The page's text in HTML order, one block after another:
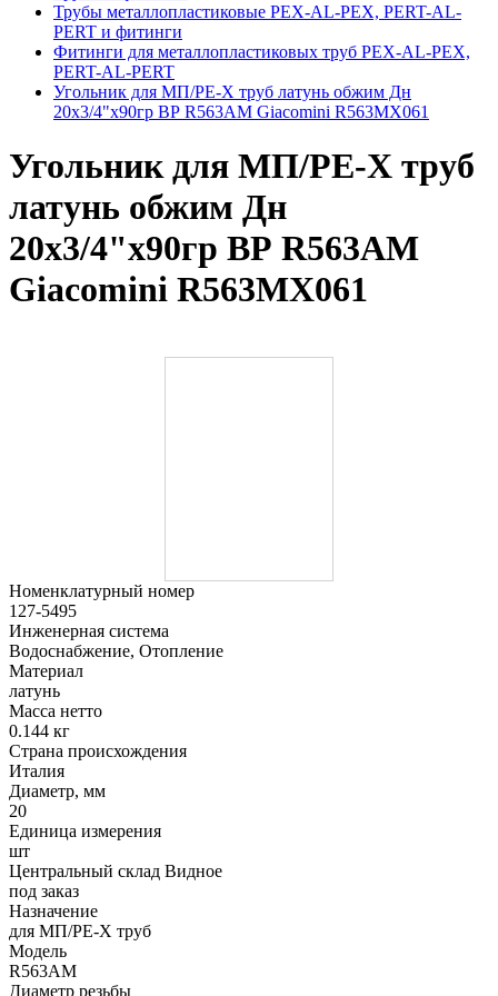
Трубы металлопластиковые PEX-AL-PEX, PERT-AL-
PERT и фитинги
Фитинги для металлопластиковых труб PEX-AL-PEX,
PERT-AL-PERT
Угольник для МП/PE-X труб латунь обжим Дн
20х3/4"х90гр ВР R563AM Giacomini R563MX061
Угольник для МП/PE-X труб
латунь обжим Дн
20х3/4"х90гр ВР R563AM
Giacomini R563MX061
Номенклатурный номер
127-5495
Инженерная система
Водоснабжение, Отопление
Материал
латунь
Масса нетто
0.144 кг
Страна происхождения
Италия
Диаметр, мм
20
Единица измерения
шт
Центральный склад Видное
под заказ
Назначение
для МП/PE-X труб
Модель
R563AM
Диаметр резьбы